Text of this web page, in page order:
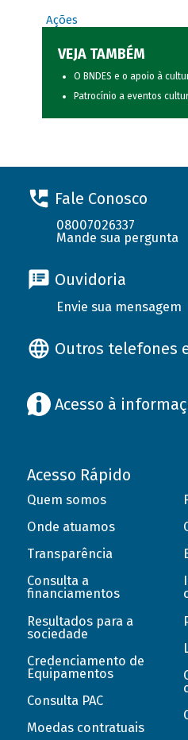
Ações
VEJA TAMBÉM
O BNDES e o apoio à
Patrocínio a eventos
Fale Conosco
08007026337
Mande sua pergunta
Ouvidoria
Envie sua mensagem
Outros telefones
Acesso à
Acesso Rápido
Quem somos
Onde atuamos
Transparência
Consulta a
financiamentos
Resultados para a
sociedade
Credenciamento de
Equipamentos
Consulta PAC
Moedas contratuais